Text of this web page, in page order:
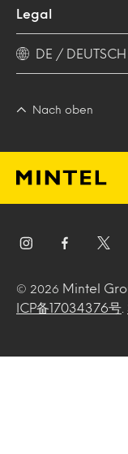
Legal
DE / DEUTSCH
Nach oben
© 2026 Mintel
ICP备17034376号